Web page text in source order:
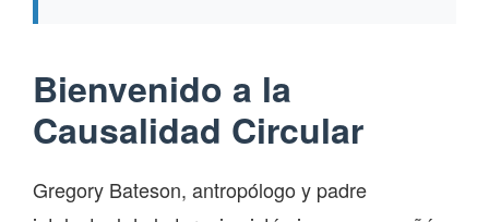
Bienvenido a la
Causalidad Circular
Gregory Bateson, antropólogo y padre